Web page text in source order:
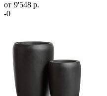
от 9'548 р.
-0